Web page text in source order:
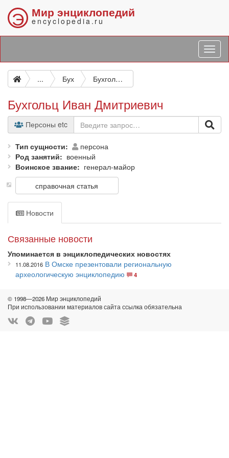
Э Мир энциклопедий
encyclopedia.ru
... Бух Бухгольц Иван Дмитриевич
Бухгольц Иван Дмитриевич
Персоны etc
Тип сущности
персона
Род занятий
военный
Воинское звание
генерал-майор
справочная статья
Новости
Связанные новости
Упоминается в энциклопедических новостях
11.08.2016 В Омске презентовали региональную
археологическую энциклопедию
4
© 1998—2026 Мир энциклопедий
При использовании материалов сайта ссылка обязательна